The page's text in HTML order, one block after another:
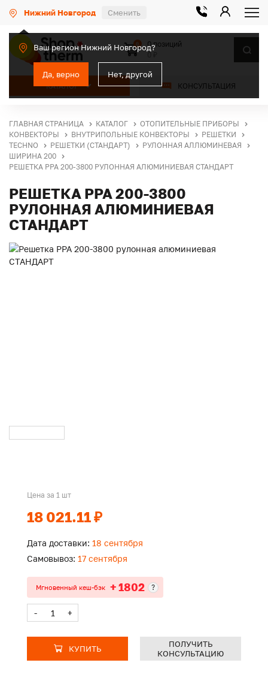
Нижний Новгород Сменить
Ваш регион Нижний Новгород?
Да, верно Нет, другой
КАТАЛОГ КОНСУЛЬТАЦИЯ
0
0 позиций
ГЛАВНАЯ СТРАНИЦА КАТАЛОГ
ОТОПИТЕЛЬНЫЕ ПРИБОРЫ
КОНВЕКТОРЫ
ВНУТРИПОЛЬНЫЕ КОНВЕКТОРЫ
РЕШЕТКИ
TECHNO
РЕШЕТКИ (СТАНДАРТ)
РУЛОННАЯ АЛЛЮМИНЕВАЯ
ШИРИНА 200
РЕШЕТКА PPA 200-3800 РУЛОННАЯ АЛЮМИНИЕВАЯ СТАНДАРТ
РЕШЕТКА PPA 200-3800
РУЛОННАЯ АЛЮМИНИЕВАЯ
СТАНДАРТ
Цена за 1 шт
18 021.11 ₽
Дата доставки: 18 сентября
Самовывоз: 17 сентября
Мгновенный кеш-бэк + 1802 ?
- +
КУПИТЬ
ПОЛУЧИТЬ
КОНСУЛЬТАЦИЮ